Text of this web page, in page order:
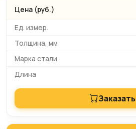
Заказать